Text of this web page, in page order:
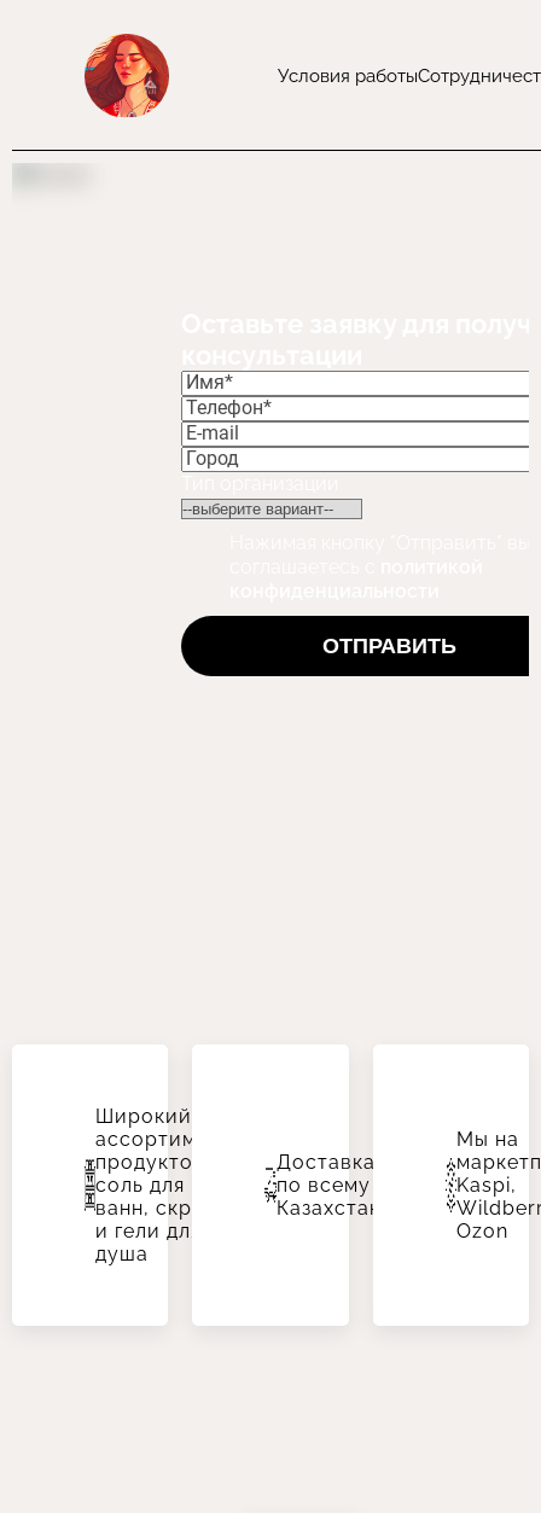
Условия работы
ОТПРАВИТЬ
Широкий
ассортимент
продуктов:
соль для
ванн, скрабы
и гели для
душа
Доставка
по всему
Казахстану
Мы на
Kaspi,
Ozon